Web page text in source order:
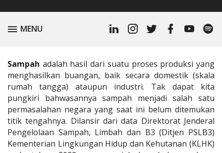
LinkedinInstagramTwitterFacebookYoutube
TOGGLE
MENU
Sampah adalah hasil dari suatu proses produksi yang
menghasilkan buangan, baik secara domestik (skala
rumah tangga) ataupun industri. Tak dapat kita
pungkiri bahwasannya sampah menjadi salah satu
permasalahan negara yang saat ini belum ditemukan
titik tengahnya. Dilansir daridata Direktorat Jenderal
Pengelolaan Sampah, Limbah dan B3 (Ditjen PSLB3)
Kementerian Lingkungan Hidup dan Kehutanan (KLHK)